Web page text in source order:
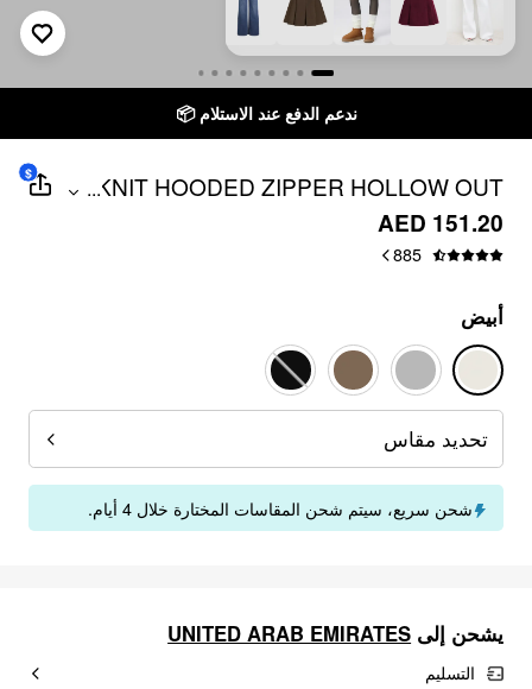
ندعم الدفع عند الاستلام 📦
KNIT HOODED ZIPPER HOLLOW OUT
CARDIGAN
...
AED 151.20
885
$
أبيض
تحديد مقاس
شحن سريع، سيتم شحن المقاسات المختارة خلال 4 أيام.
يشحن إلى UNITED ARAB EMIRATES
التسليم